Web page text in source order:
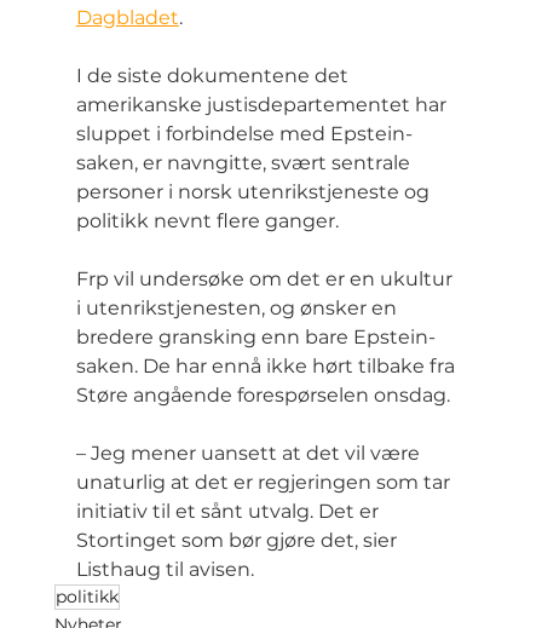
Dagbladet.
I de siste dokumentene det
amerikanske justisdepartementet har
sluppet i forbindelse med Epstein-
saken, er navngitte, svært sentrale
personer i norsk utenrikstjeneste og
politikk nevnt flere ganger.
Frp vil undersøke om det er en ukultur
i utenrikstjenesten, og ønsker en
bredere gransking enn bare Epstein-
saken. De har ennå ikke hørt tilbake fra
Støre angående forespørselen onsdag.
– Jeg mener uansett at det vil være
unaturlig at det er regjeringen som tar
initiativ til et sånt utvalg. Det er
Stortinget som bør gjøre det, sier
Listhaug til avisen.
politikk